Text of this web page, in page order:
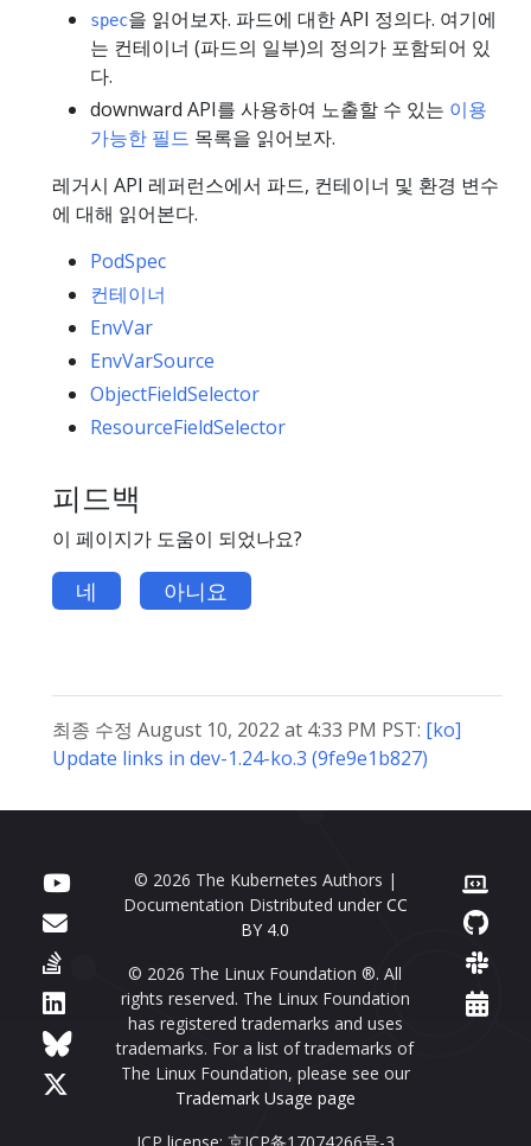
spec을 읽어보자. 파드에 대한 API 정의다. 여기에
는 컨테이너 (파드의 일부)의 정의가 포함되어 있
다.
downward API를 사용하여 노출할 수 있는 이용
가능한 필드 목록을 읽어보자.
레거시 API 레퍼런스에서 파드, 컨테이너 및 환경 변수
에 대해 읽어본다.
PodSpec
컨테이너
EnvVar
EnvVarSource
ObjectFieldSelector
ResourceFieldSelector
피드백
이 페이지가 도움이 되었나요?
네 아니요
최종 수정 August 10, 2022 at 4:33 PM PST: [ko]
Update links in dev-1.24-ko.3 (9fe9e1b827)
© 2026 The Kubernetes Authors |
Documentation Distributed under CC
BY 4.0
© 2026 The Linux Foundation ®. All
rights reserved. The Linux Foundation
has registered trademarks and uses
trademarks. For a list of trademarks of
The Linux Foundation, please see our
Trademark Usage page